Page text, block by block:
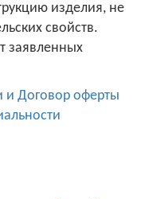
изделия, не
свойств.
заявленных
и Договор оферты